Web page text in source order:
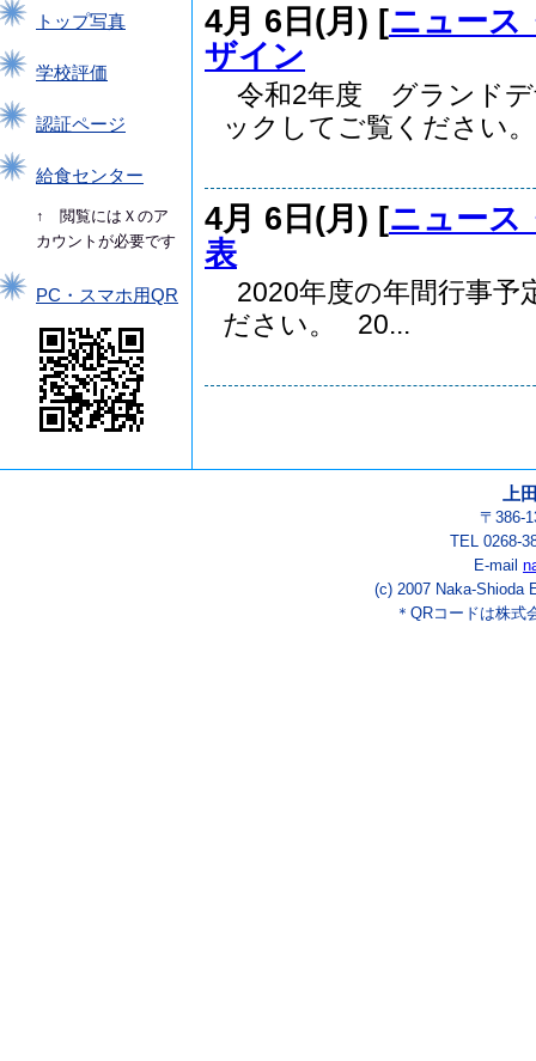
トップ写真
学校評価
認証ページ
給食センター
↑ 閲覧にはＸのア
カウントが必要です
PC・スマホ用QR
4月 6日(月) [ニュース
ザイン
令和2年度 グランドデ
ックしてご覧ください
4月 6日(月) [ニュース
表
2020年度の年間行事
ださい。 20...
上
〒386-
TEL 0268-
E-mail
(c) 2007 Naka-Shioda
＊QRコードは株式